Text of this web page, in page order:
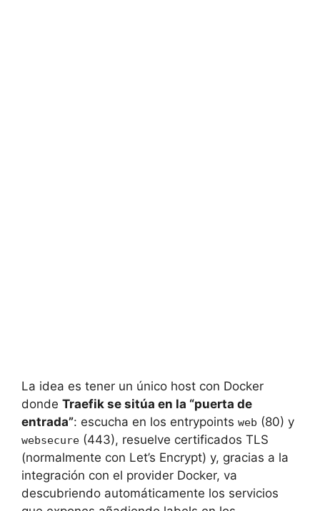
La idea es tener un único host con Docker
donde Traefik se sitúa en la “puerta de
entrada”: escucha en los entrypoints web (80) y
websecure (443), resuelve certificados TLS
(normalmente con Let’s Encrypt) y, gracias a la
integración con el provider Docker, va
descubriendo automáticamente los servicios